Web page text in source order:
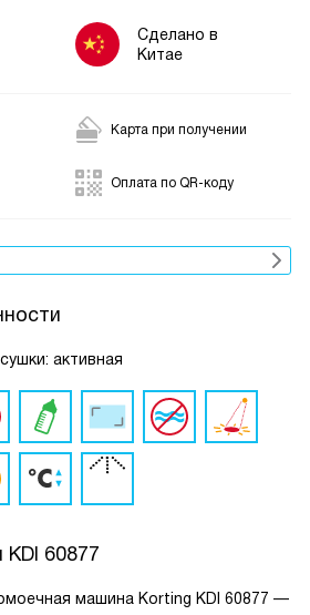
Сделано в
Китае
Карта при получении
Оплата по QR-коду
активная
KDI 60877
машина Korting KDI 60877 —